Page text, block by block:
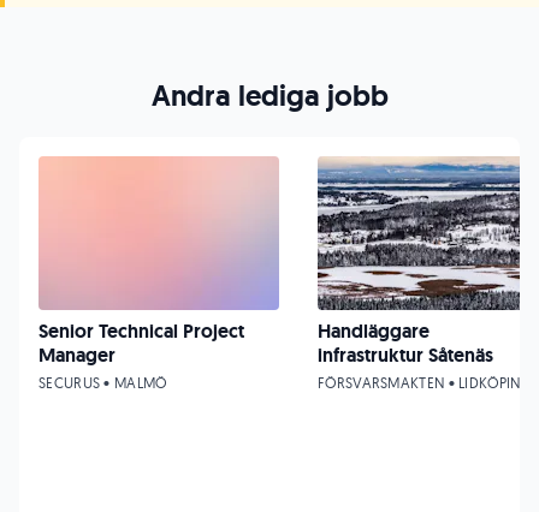
Andra lediga jobb
Senior Technical Project
Manager
SECURUS • MALMÖ
Handläggare
infrastruktur Såtenäs
FÖRSVARSMAKTEN • LIDKÖPING